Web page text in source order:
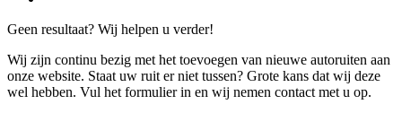
Geen resultaat? Wij helpen u verder!
Wij zijn continu bezig met het toevoegen van nieuwe autoruiten aan
onze website. Staat uw ruit er niet tussen? Grote kans dat wij deze
wel hebben. Vul het formulier in en wij nemen contact met u op.